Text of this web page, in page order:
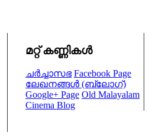
മറ്റ് കണ്ണികള്‍
ചര്‍ച്ചാസഭ Facebook Page
ലേഖനങ്ങള്‍ (ബ്ലോഗ്)
Google+ Page Old Malayalam
Cinema Blog